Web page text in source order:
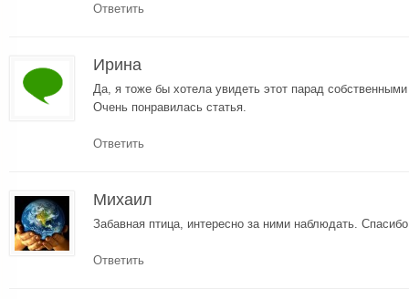
Ответить
Ирина
Да, я тоже бы хотела увидеть этот парад
Очень понравилась статья.
Ответить
Михаил
Забавная птица, интересно за ними наблюдать.
Ответить